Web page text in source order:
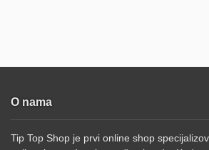
O nama
Tip Top Shop je prvi online shop